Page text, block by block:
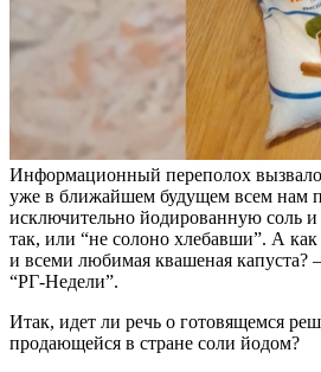
Информационный переполох
уже в ближайшем будущем всем нам
исключительно йодированную соль и
так, или “не солоно хлебавши”. А
и всеми любимая квашеная капуста?
“РГ-Недели”.
Итак, идет ли речь о готовящемся
продающейся в стране соли йодом?